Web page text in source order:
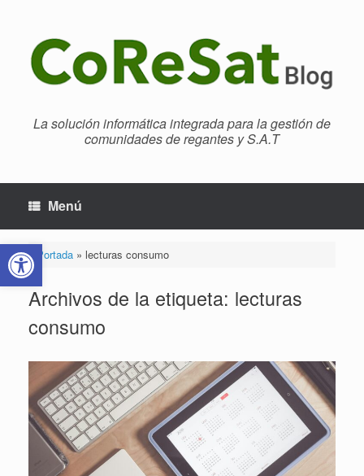
Abrir barra de herramientas
contenido
La solución informática integrada para la gestión de
comunidades de regantes y S.A.T
Menú
Portada» lecturas consumo
Archivos de la etiqueta: lecturas
consumo